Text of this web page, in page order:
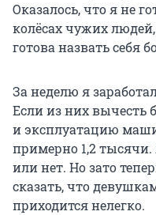
Оказалось, что я не
колёсах чужих
готова назвать себя
За неделю я
Если из них вычесть
и эксплуатацию
примерно 1,2 тысячи.
или нет. Но зато
сказать, что
приходится нелегко.